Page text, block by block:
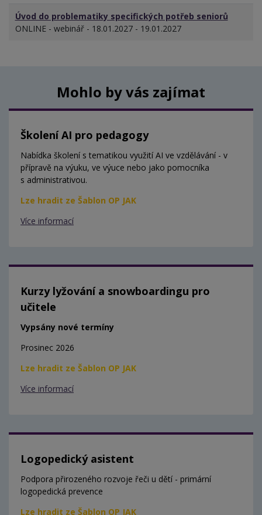
Úvod do problematiky specifických potřeb seniorů
ONLINE - webinář - 18.01.2027 - 19.01.2027
Mohlo by vás zajímat
Školení AI pro pedagogy
Nabídka školení s tematikou využití AI ve vzdělávání - v
přípravě na výuku, ve výuce nebo jako pomocníka
s administrativou.
Lze hradit ze Šablon OP JAK
Více informací
Kurzy lyžování a snowboardingu pro
učitele
Vypsány nové termíny
Prosinec 2026
Lze hradit ze Šablon OP JAK
Více informací
Logopedický asistent
Podpora přirozeného rozvoje řeči u dětí - primární
logopedická prevence
Lze hradit ze Šablon OP JAK